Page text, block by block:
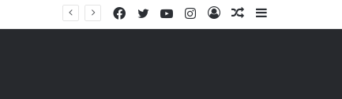
Barra
Artigo
Entrar
Instagram
YouTube
Twitter
Facebook